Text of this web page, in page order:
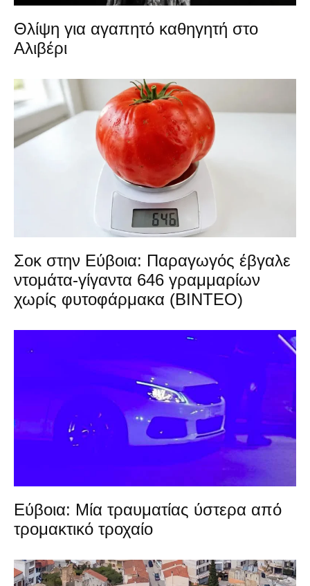
Θλίψη για αγαπητό καθηγητή στο
Αλιβέρι
Σοκ στην Εύβοια: Παραγωγός έβγαλε
ντομάτα-γίγαντα 646 γραμμαρίων
χωρίς φυτοφάρμακα (ΒΙΝΤΕΟ)
Εύβοια: Μία τραυματίας ύστερα από
τρομακτικό τροχαίο